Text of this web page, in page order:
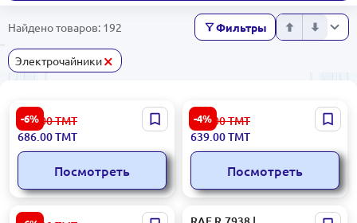
Найдено товаров: 192 Фильтры
Электрочайники×
-6%
VITEK VT-7053 |
Электрочайник 2200Вт
Металл 1,7л
730.00ТМТ
686.00ТМТ
Посмотреть
-4%
Hotpoint WK30EAB0UK |
Электрочайник 3000 Вт 1,7
л Черный
672.00ТМТ
639.00ТМТ
Посмотреть